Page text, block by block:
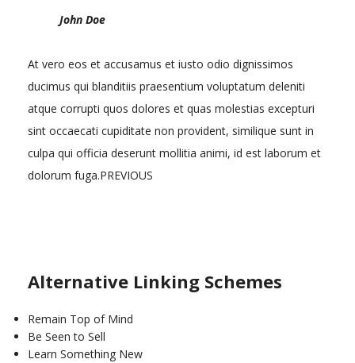
John Doe
At vero eos et accusamus et iusto odio dignissimos
ducimus qui blanditiis praesentium voluptatum deleniti
atque corrupti quos dolores et quas molestias excepturi
sint occaecati cupiditate non provident, similique sunt in
culpa qui officia deserunt mollitia animi, id est laborum et
dolorum fuga.PREVIOUS
Alternative Linking Schemes
Remain Top of Mind
Be Seen to Sell
Learn Something New